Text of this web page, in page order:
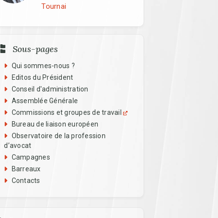
Tournai
Regards To Menu
Sous-pages
Qui sommes-nous ?
Editos du Président
Conseil d'administration
Assemblée Générale
Commissions et groupes de travail
Bureau de liaison européen
Observatoire de la profession
d’avocat
Campagnes
Barreaux
Contacts